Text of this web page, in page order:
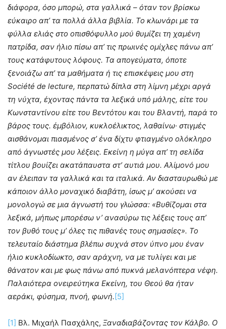
διάφορα, όσο μπο­ρώ, στα γαλλικά – όταν τον βρίσκω
εύκαιρο απ’ τα πολλά άλλα βι­βλία. Το κλωνάρι με τα
φύλλα ελιάς στο οπισθόφυλλο μού θυ­μί­ζει τη χαμένη
πατρίδα, σαν ήλιο πίσω απ’ τις πρωινές ομίχλες πάνω απ’
τους κατάφυτους λόφους. Τα απογεύματα, όποτε
ξενοιάζω απ’ τα μαθήματα ή τις επισκέψεις μου στη
Société de lecture, περπατώ δίπλα στη λίμνη μέχρι αργά
τη νύ­χτα, έχοντας πάντα τα λεξικά υπό μάλης, είτε του
Κωνστα­ντίνου είτε του Βεντότου και του Βλαντή, παρά το
βάρος τους. ἐμβόλιον, κυκλοέλικτος, λαθαίνω· στιγμές
αισθάνομαι πιασμένος σ’ ένα δίχτυ φτιαγμένο ολόκληρο
από άγνωστές μου λέξεις. Εκείνη η μύγα απ’ τη σελίδα
τίτλου βουίζει ακατάπαυστα στ’ αυτιά μου. Αλίμονό μου
αν έλειπαν τα γαλλικά και τα ιταλικά. Αν διασταυρωθώ με
κάποιον άλλο μοναχικό διαβάτη, ίσως μ’ ακούσει να
μονολογώ σε μια άγνωστή του γλώσσα: «Βυθίζομαι στα
λεξικά, μήπως μπορέσω ν’ ανασύρω τις λέξεις τους απ’
τον βυθό τους μ’ όλες τις πιθανές τους σημασίες». Το
τελευταίο διάστημα βλέπω συχνά στον ύπνο μου έναν
ήλιο κυκλοδίωκτο, σαν αράχνη, να με τυλίγει και με
θάνατον και με φως πάνω από πυκνά μελανόπτερα νέφη.
Παλαιότερα ονειρεύτηκα Εκείνη, του Θεού θα ήταν
αεράκι, φύσημα, πνοή, φωνή.[5]
[1] Βλ. Μιχαήλ Πασχάλης, Ξαναδιαβάζοντας τον Κάλβο. Ο